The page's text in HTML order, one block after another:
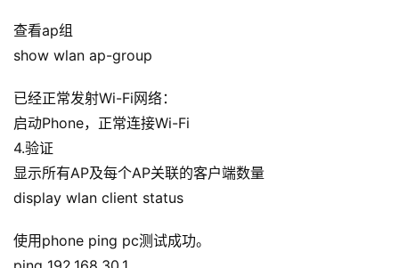
查看ap组
show wlan ap-group
已经正常发射Wi-Fi网络：
启动Phone，正常连接Wi-Fi
4.验证
显示所有AP及每个AP关联的客户端数量
display wlan client status
使用phone ping pc测试成功。